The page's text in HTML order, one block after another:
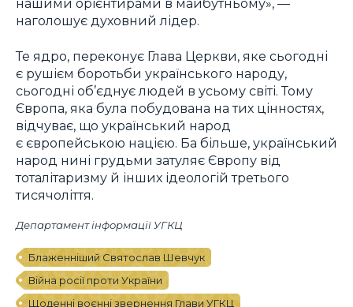
нашими орієнтирами в майбутньому», —
наголошує духовний лідер.
Те ядро, переконує Глава Церкви, яке сьогодні
є рушієм боротьби українського народу,
сьогодні об’єднує людей в усьому світі. Тому
Європа, яка була побудована на тих цінностях,
відчуває, що український народ
є європейською нацією. Ба більше, український
народ нині грудьми затуляє Європу від
тоталітаризму й інших ідеологій третього
тисячоліття.
Департамент інформації УГКЦ
Блаженніший Святослав Шевчук
Війна росії проти України
Щоденні воєнні звернення Глави УГКЦ